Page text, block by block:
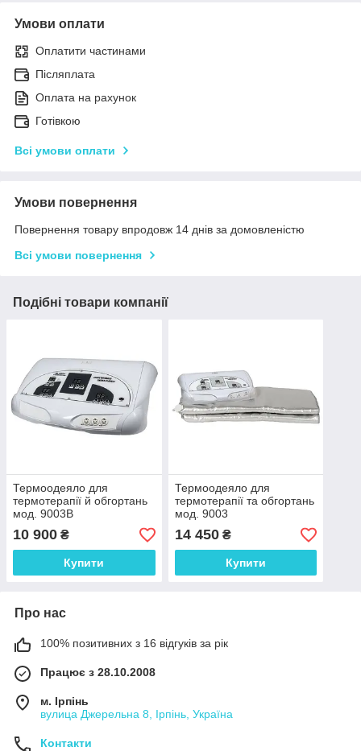
Умови оплати
Оплатити частинами
Післяплата
Оплата на рахунок
Готівкою
Всі умови оплати
Умови повернення
Повернення товару впродовж 14 днів за домовленістю
Всі умови повернення
Подібні товари компанії
Термоодеяло для
термотерапії й обгортань
мод. 9003В
10 900 ₴
Купити
Термоодеяло для
термотерапії та обгортань
мод. 9003
14 450₴
Купити
Про нас
100% позитивних з 16 відгуків за рік
Працює з 28.10.2008
м. Ірпінь
вулица Джерельна 8, Ірпінь, Україна
Контакти